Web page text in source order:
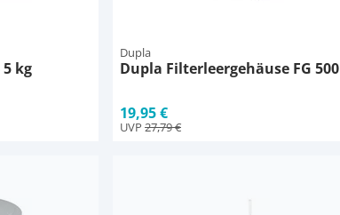
kg
Dupla
Dupla Filterleergehäuse FG 500
19,95 €
UVP 27,79 €